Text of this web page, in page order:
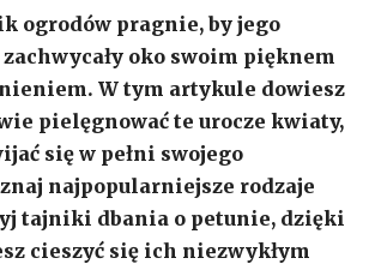
ogrodów pragnie, by jego
oko swoim pięknem
W tym artykule dowiesz
pielęgnować te urocze kwiaty,
się w pełni swojego
najpopularniejsze rodzaje
tajniki dbania o petunie, dzięki
cieszyć się ich niezwykłym